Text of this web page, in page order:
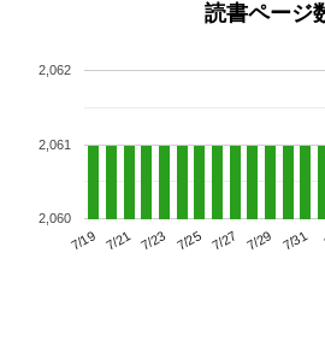
読書ページ
7/19 7/21 7/23 7/25 7/27 7/29 7/31
2,060
2,061
2,062